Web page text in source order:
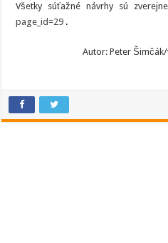
Všetky súťažné návrhy sú
page_id=29 .
Autor: Peter